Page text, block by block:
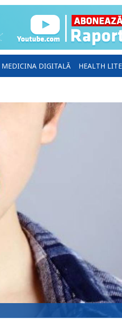
MEDICINA DIGITALĂ HEALTH